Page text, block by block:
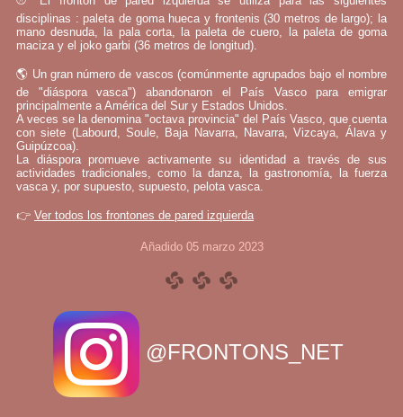
disciplinas : paleta de goma hueca y frontenis (30 metros de largo); la
mano desnuda, la pala corta, la paleta de cuero, la paleta de goma
maciza y el joko garbi (36 metros de longitud).
🌎 Un gran número de vascos (comúnmente agrupados bajo el nombre
de "diáspora vasca") abandonaron el País Vasco para emigrar
principalmente a América del Sur y Estados Unidos.
A veces se la denomina "octava provincia" del País Vasco, que cuenta
con siete (Labourd, Soule, Baja Navarra, Navarra, Vizcaya, Álava y
Guipúzcoa).
La diáspora promueve activamente su identidad a través de sus
actividades tradicionales, como la danza, la gastronomía, la fuerza
vasca y, por supuesto, supuesto, pelota vasca.
👉 Ver todos los frontones de pared izquierda
Añadido 05 marzo 2023
@FRONTONS_NET